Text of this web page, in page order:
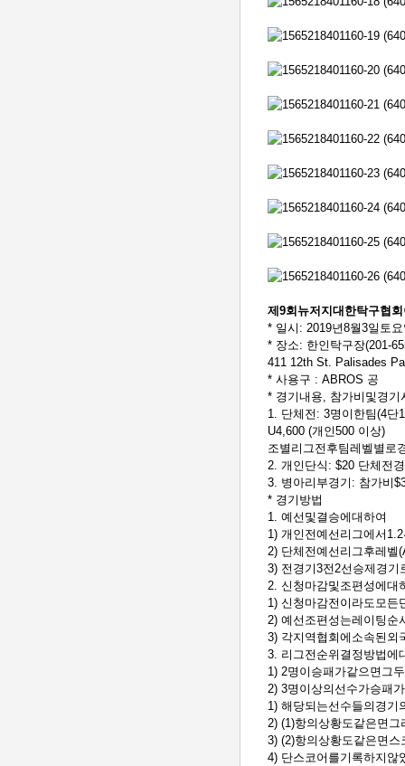
제9회뉴저지대한탁구협
* 일시: 2019년8월3일토
* 장소: 한인탁구장(201-
411 12th St. Palisades
* 사용구 : ABROS 공
* 경기내용, 참가비및경기
1. 단체전: 3명이한팀(4단
U4,600 (개인500 이상)
조별리그전후팀레벨별로
2. 개인단식: $20 단체전
3. 병아리부경기: 참가비
* 경기방법
1. 예선및결승에대하여
1) 개인전예선리그에서
2) 단체전예선리그후레벨
3) 전경기3전2선승제경기
2. 신청마감및조편성에대
1) 신청마감전이라도모든
2) 예선조편성는레이팅순
3) 각지역협회에소속된외
3. 리그전순위결정방법에
1) 2명이승패가같으면그
2) 3명이상의선수가승패
1) 해당되는선수들의경기
2) (1)항의상황도같은면
3) (2)항의상황도같은면
4) 단스코어를기록하지않